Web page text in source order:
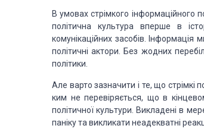
В умовах стрімкого інформаційного
політична культура вперше в
комунікаційних засобів. Інформація
політичні актори. Без жодних
політики.
Але варто зазначити і те, що стрімкі
ким не перевіряється, що в
політичної культури. Викладені в
паніку та викликати неадекватні